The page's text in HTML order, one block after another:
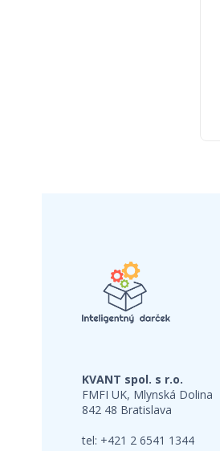
KVANT spol. s r.o.
FMFI UK, Mlynská Dolina
842 48 Bratislava
tel: +421 2 6541 1344